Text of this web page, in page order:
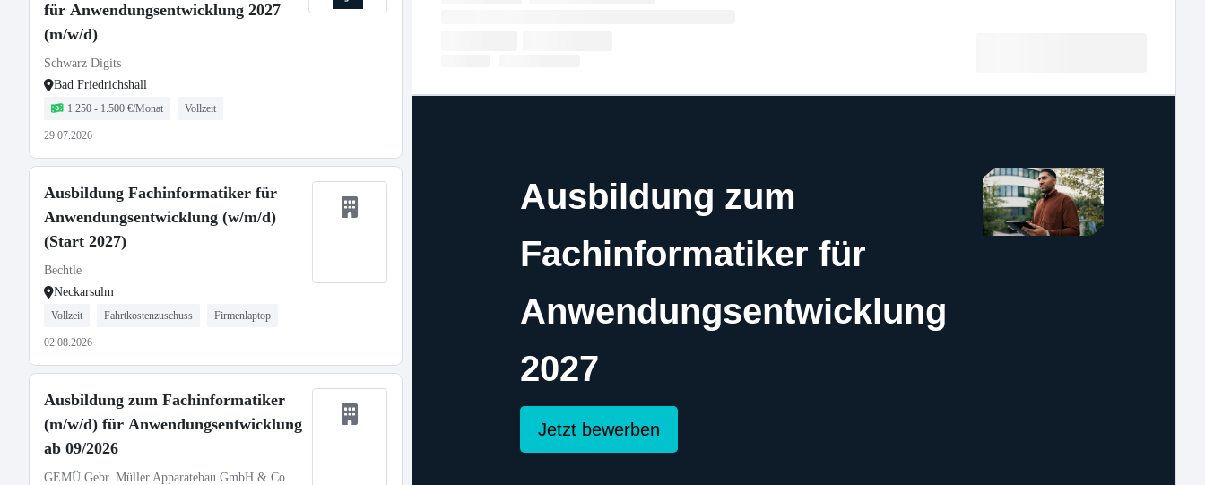
für Anwendungsentwicklung 2027
(m/w/d)
Schwarz Digits
Bad Friedrichshall
1.250 - 1.500 €/Monat Vollzeit
29.07.2026
Ausbildung Fachinformatiker für
Anwendungsentwicklung (w/m/d)
(Start 2027)
Bechtle
Neckarsulm
Vollzeit Fahrtkostenzuschuss Firmenlaptop
02.08.2026
Ausbildung zum Fachinformatiker
(m/w/d) für Anwendungsentwicklung
ab 09/2026
GEMÜ Gebr. Müller Apparatebau GmbH & Co.